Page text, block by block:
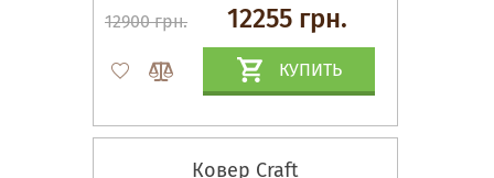
12900 грн. 12255 грн.
КУПИТЬ
Ковер Craft